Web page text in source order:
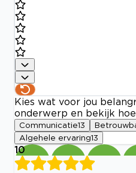
Kies wat voor jou
onderwerp en bekijk
Communicatie13
Algehele ervaring13
10